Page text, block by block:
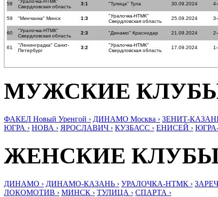
58
"Уралочка-НТМК"
Свердловская область
3:1 "Тулица" Тула 30.09.2024
59 "Минчанка" Минск 1:3
"Уралочка-НТМК"
Свердловская область
25.09.2024
60
"Уралочка-НТМК"
Свердловская область
2:3 "Динамо" Краснодар 21.09.2024
61
"Ленинградка" Санкт-
Петербург
3:2
"Уралочка-НТМК"
Свердловская область
17.09.2024
МУЖСКИЕ
ФАКЕЛ Новый Уренгой › ДИНАМО Москва › ЗЕНИТ-
ЮГРА › НОВА › ЯРОСЛАВИЧ › КУЗБАСС › ЕНИСЕЙ ›
ЖЕНСКИЕ
ДИНАМО › ДИНАМО-КАЗАНЬ › УРАЛОЧКА-НТМК ›
ЛОКОМОТИВ › МИНСК › ТУЛИЦА › СПАРТА ›